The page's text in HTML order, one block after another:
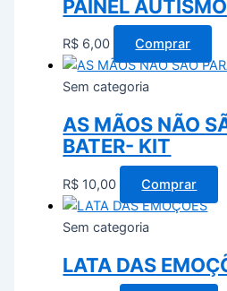
PAINEL AUTISMO
R$ 6,00 Comprar
Sem categoria
AS MÃOS NÃO
BATER- KIT
R$ 10,00 Comprar
Sem categoria
LATA DAS